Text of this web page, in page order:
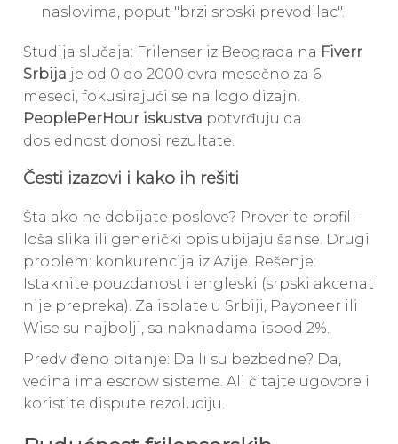
naslovima, poput "brzi srpski prevodilac".
Studija slučaja: Frilenser iz Beograda na Fiverr
Srbija je od 0 do 2000 evra mesečno za 6
meseci, fokusirajući se na logo dizajn.
PeoplePerHour iskustva potvrđuju da
doslednost donosi rezultate.
Česti izazovi i kako ih rešiti
Šta ako ne dobijate poslove? Proverite profil –
loša slika ili generički opis ubijaju šanse. Drugi
problem: konkurencija iz Azije. Rešenje:
Istaknite pouzdanost i engleski (srpski akcenat
nije prepreka). Za isplate u Srbiji, Payoneer ili
Wise su najbolji, sa naknadama ispod 2%.
Predviđeno pitanje: Da li su bezbedne? Da,
većina ima escrow sisteme. Ali čitajte ugovore i
koristite dispute rezoluciju.